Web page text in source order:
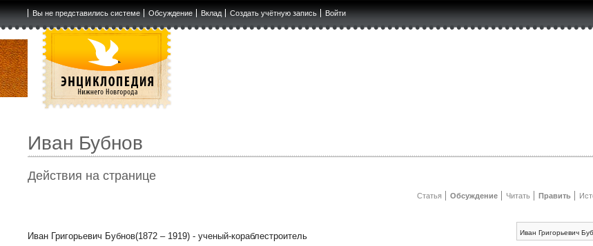
Вы не представились системе Обсуждение Вклад Создать учётную запись Войти
Иван Бубнов
Действия на странице
Статья Обсуждение Читать Править
Иван Григорьевич
Иван Григорьевич Бубнов(1872 – 1919) - ученый-кораблестроитель